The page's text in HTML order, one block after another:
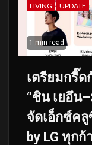
LIVING UPDATE
1 min read
เตรียมกรี๊
“ชิน เยอึน
จัดเอ็กซ์คลู
by LG ทุก